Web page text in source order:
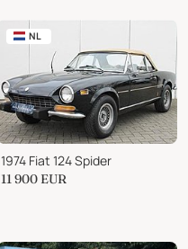
NL
1974 Fiat 124 Spider
11 900 EUR